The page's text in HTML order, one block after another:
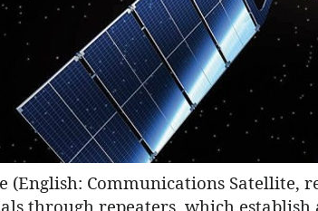
(English: Communications Satellite,
through repeaters, which